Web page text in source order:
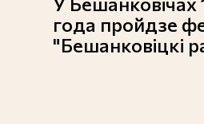
года пройдзе
"Бешанковіцкі